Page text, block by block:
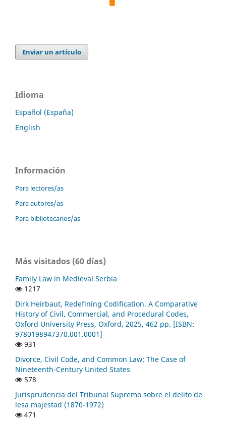
Enviar un artículo
Idioma
Español (España)
English
Información
Para lectores/as
Para autores/as
Para bibliotecarios/as
Más visitados (60 días)
Family Law in Medieval Serbia
1217
Dirk Heirbaut, Redefining Codification. A Comparative
History of Civil, Commercial, and Procedural Codes,
Oxford University Press, Oxford, 2025, 462 pp. [ISBN:
9780198947370.001.0001]
931
Divorce, Civil Code, and Common Law: The Case of
Nineteenth-Century United States
578
Jurisprudencia del Tribunal Supremo sobre el delito de
lesa majestad (1870-1972)
471